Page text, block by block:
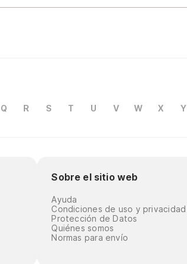
Q R S T U V W X Y
Sobre el sitio web
Ayuda
Condiciones de uso y privacidad
Protección de Datos
Quiénes somos
Normas para envío